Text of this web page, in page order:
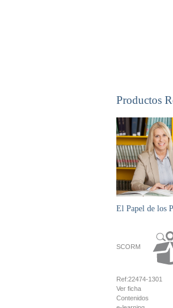
Productos
El Papel de los
SCORM
Ref:22474-1301
Ver ficha
Contenidos